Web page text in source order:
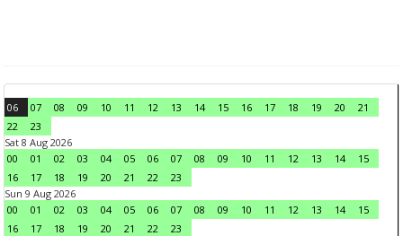
06 07 08 09 10 11 12 13 14 15 16 17 18 19 20
21
22
23
Sat 8 Aug 2026
00
01 02 03 04 05 06 07 08 09 10 11 12 13 14
15
16
17 18 19 20 21 22
23
Sun 9 Aug 2026
00
01 02 03 04 05 06 07 08 09 10 11 12 13 14
15
16
17 18 19 20 21 22
23